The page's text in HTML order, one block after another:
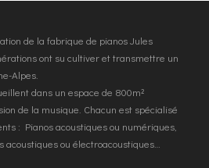
de la fabrique de pianos Jules
ont su cultiver et transmettre un
Alpes.
dans un espace de 800m²
de la musique. Chacun est spécialisé
: Pianos acoustiques ou numériques,
ou électroacoustiques…